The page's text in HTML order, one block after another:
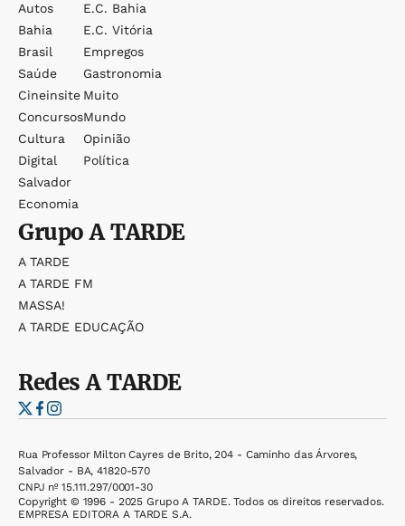
Autos
Bahia
Brasil
Saúde
Cineinsite
Concursos
Cultura
Digital
Salvador
Economia
E.c. Bahia
E.c. Vitória
Empregos
Gastronomia
Muito
Mundo
Opinião
Política
GrupoA TARDE
A TARDE
A TARDE FM
MASSA!
A TARDE EDUCAÇÃO
RedesA TARDE
Rua Professor Milton Cayres de Brito, 204 - Caminho das Árvores,
Salvador - BA, 41820-570
CNPJ nº 15.111.297/0001-30
Copyright © 1996 - 2025 Grupo A TARDE. Todos os direitos reservados.
EMPRESA EDITORA A TARDE S.A.